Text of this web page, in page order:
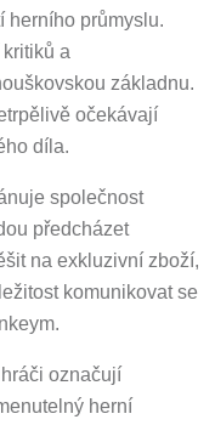
herního průmyslu.
a
základnu.
očekávají
díla.
společnost
předcházet
na exkluzivní zboží,
komunikovat se
označují
herní